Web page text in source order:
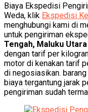
Biaya Ekspedisi
Weda, klik Ekspedisi
menghubungi kami di
untuk pengiriman
Tengah, Maluku Utara
dengan tarif per
motor di kenakan tarif
di negosiasikan.
biaya tergantung jarak
pengiriman sudah